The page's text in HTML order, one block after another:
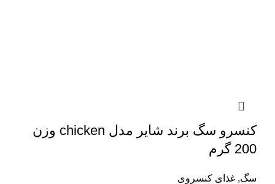
کنسرو سگ برند شایر مدل chicken وزن
200 گرم
سگ, غذای کنسروی